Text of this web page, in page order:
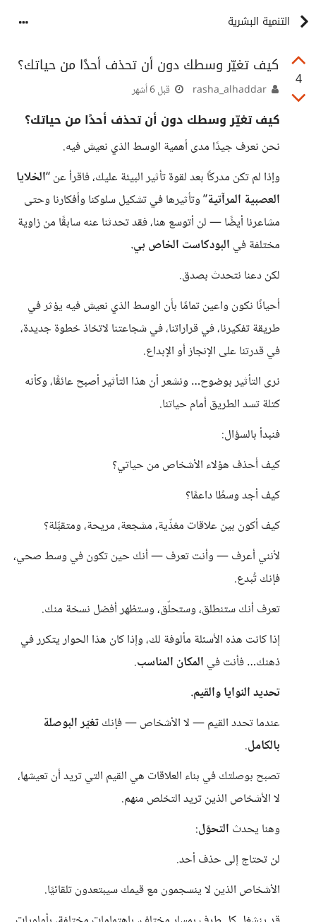
التنمية البشرية
4
كيف تغيّر وسطك دون أن تحذف أحدًا من حياتك؟
قبل 6 أشهر
كيف تغيّر وسطك دون أن تحذف أحدًا من حياتك؟
نحن نعرف جيدًا مدى أهمية الوسط الذي نعيش فيه.
وإذا لم تكن مدركًا بعد لقوة تأثير البيئة عليك، فاقرأ عن “الخلايا
العصبية المرآتية” وتأثيرها في تشكيل سلوكنا وأفكارنا وحتى
مشاعرنا أيضًا — لن أتوسع هنا، فقد تحدثنا عنه سابقًا من زاوية
مختلفة في البودكاست الخاص بي.
لكن دعنا نتحدث بصدق.
أحيانًا نكون واعين تمامًا بأن الوسط الذي نعيش فيه يؤثر في
طريقة تفكيرنا، في قراراتنا، في شجاعتنا لاتخاذ خطوة جديدة،
في قدرتنا على الإنجاز أو الإبداع.
نرى التأثير بوضوح… ونشعر أن هذا التأثير أصبح عائقًا، وكأنه
كتلة تسد الطريق أمام حياتنا.
فنبدأ بالسؤال:
كيف أحذف هؤلاء الأشخاص من حياتي؟
كيف أجد وسطًا داعمًا؟
كيف أكون بين علاقات مغذّية، مشجعة، مريحة، ومتقبِّلة؟
لأنني أعرف — وأنت تعرف — أنك حين تكون في وسط صحي،
فإنك تُبدع.
تعرف أنك ستنطلق، وستحلّق، وستظهر أفضل نسخة منك.
إذا كانت هذه الأسئلة مألوفة لك، وإذا كان هذا الحوار يتكرر في
ذهنك… فأنت في المكان المناسب.
تحديد النوايا والقيم.
عندما تحدد القيم — لا الأشخاص — فإنكتغيّر البوصلة
بالكامل.
تصبح بوصلتك في بناء العلاقات هي القيم التي تريد أن تعيشها،
لا الأشخاص الذين تريد التخلص منهم.
وهنا يحدث التحوّل:
لن تحتاج إلى حذف أحد.
الأشخاص الذين لا ينسجمون مع قيمك سيبتعدون تلقائيًا.